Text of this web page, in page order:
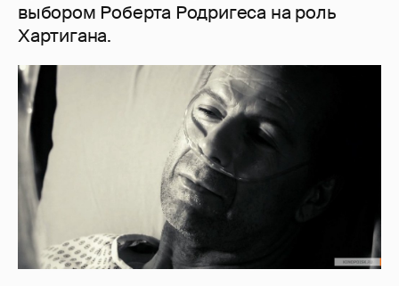
выбором Роберта Родригеса на роль
Хартигана.